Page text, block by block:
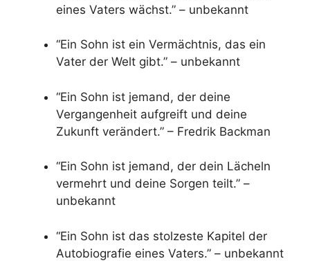
eines Vaters wächst.” – unbekannt
“Ein Sohn ist ein Vermächtnis, das ein
Vater der Welt gibt.” – unbekannt
“Ein Sohn ist jemand, der deine
Vergangenheit aufgreift und deine
Zukunft verändert.” – Fredrik Backman
“Ein Sohn ist jemand, der dein Lächeln
vermehrt und deine Sorgen teilt.” –
unbekannt
“Ein Sohn ist das stolzeste Kapitel der
Autobiografie eines Vaters.” – unbekannt